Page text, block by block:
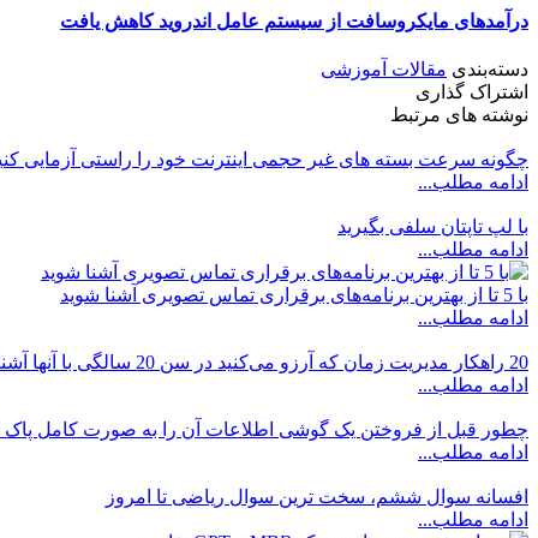
درآمدهای مایکروسافت از سیستم عامل اندروید کاهش یافت
دسته‌بندی مقالات آموزشی
اشتراک گذاری
نوشته های مرتبط
چگونه سرعت بسته های غیر حجمی اینترنت خود را راستی آزمایی
ادامه مطلب...
با لپ تاپتان سلفی بگیرید
ادامه مطلب...
با 5 تا از بهترین برنامه‌های برقراری تماس‌ تصویری آشنا شوید
ادامه مطلب...
20 راهکار مدیریت زمان که آرزو می‌کنید در سن 20 سالگی با آنها آشنایی داشتید
ادامه مطلب...
چطور قبل از فروختن یک گوشی اطلاعات آن را به صورت کامل پاک
ادامه مطلب...
افسانه سوال ششم، سخت ترین سوال ریاضی تا امروز
ادامه مطلب...